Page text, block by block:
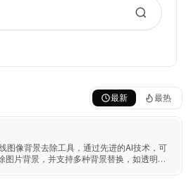
最新 最热
图像背景去除工具，通过先进的AI技术，可
图片背景，并支持多种背景替换，如透明背